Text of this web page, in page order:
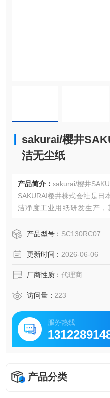
sakurai/樱井
洁无尘纸
产品简介： sakurai/樱井
SAKURAI樱井株式会社是日
洁净度工业用纸研发生产，
设计减少纤维断裂，并采用纳
高精度清洁场景。
产品型号： SC130RC07
更新时间： 2026-06-06
厂商性质： 代理商
访问量： 223
服务热线
产品分类